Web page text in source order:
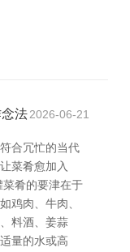
法2026-06-21
合冗忙的当代
菜肴愈加入
肴的要津在于
鸡肉、牛肉、
料酒、姜蒜
量的水或高